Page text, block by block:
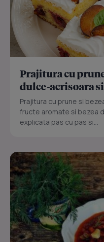
Prajitura cu
dulce-acrisoara
Prajitura cu prune si
fructe aromate si bezea
explicata pas cu pas si...